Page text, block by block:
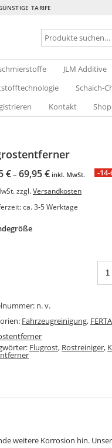
TARIFE
JLM Additive
Schaich-
Kontakt Shop
€– 69,95€ inkl. MwSt. -
zzgl. Versandkosten
ca. 3-5 Werktage
n. v.
Fahrzeugreinigung,
Flugrost, Rostreiniger,
weitere Korrosion hin. Unser